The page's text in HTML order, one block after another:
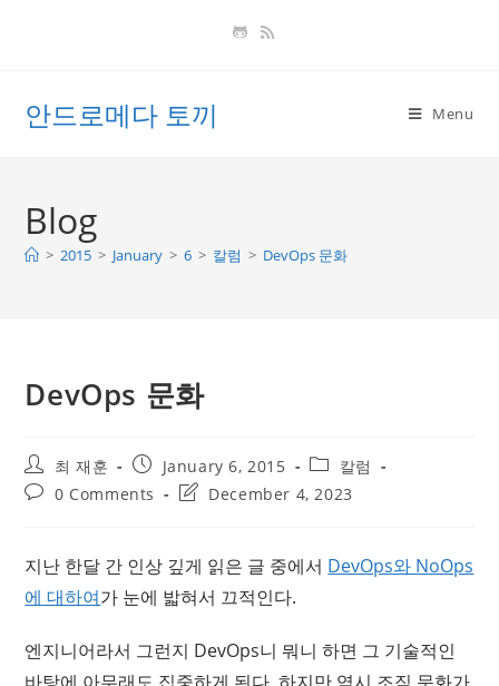
안드로메다 토끼 Menu
Blog
> 2015 > January > 6 > 칼럼 > DevOps 문화
DevOps 문화
Post
author:
최 재훈
Post
published:
January 6, 2015
Post
category:
칼럼
Post0 Comments
PostDecember 4, 2023
지난 한달 간 인상 깊게 읽은 글 중에서 DevOps와 NoOps
에 대하여가 눈에 밟혀서 끄적인다.
엔지니어라서 그런지 DevOps니 뭐니 하면 그 기술적인